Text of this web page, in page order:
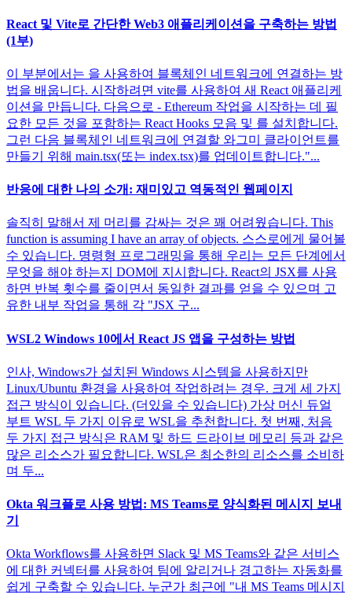
React 및 Vite로 간단한 Web3 애플리케이션을 구축하는 방법
(1부)
이 부분에서는 을 사용하여 블록체인 네트워크에 연결하는 방
법을 배웁니다. 시작하려면 vite를 사용하여 새 React 애플리케
이션을 만듭니다. 다음으로 - Ethereum 작업을 시작하는 데 필
요한 모든 것을 포함하는 React Hooks 모음 및 를 설치합니다.
그런 다음 블록체인 네트워크에 연결할 와그미 클라이언트를
만들기 위해 main.tsx(또는 index.tsx)를 업데이트합니다."...
반응에 대한 나의 소개: 재미있고 역동적인 웹페이지
솔직히 말해서 제 머리를 감싸는 것은 꽤 어려웠습니다. This
function is assuming I have an array of objects. 스스로에게 물어볼
수 있습니다. 명령형 프로그래밍을 통해 우리는 모든 단계에서
무엇을 해야 하는지 DOM에 지시합니다. React의 JSX를 사용
하면 반복 횟수를 줄이면서 동일한 결과를 얻을 수 있으며 고
유한 내부 작업을 통해 각 "JSX 구...
WSL2 Windows 10에서 React JS 앱을 구성하는 방법
인사, Windows가 설치된 Windows 시스템을 사용하지만
Linux/Ubuntu 환경을 사용하여 작업하려는 경우. 크게 세 가지
접근 방식이 있습니다. (더있을 수 있습니다) 가상 머신 듀얼
부트 WSL 두 가지 이유로 WSL을 추천합니다. 첫 번째, 처음
두 가지 접근 방식은 RAM 및 하드 드라이브 메모리 등과 같은
많은 리소스가 필요합니다. WSL은 최소한의 리소스를 소비하
며 두...
Okta 워크플로 사용 방법: MS Teams로 양식화된 메시지 보내
기
Okta Workflows를 사용하면 Slack 및 MS Teams와 같은 서비스
에 대한 커넥터를 사용하여 팀에 알리거나 경고하는 자동화를
쉽게 구축할 수 있습니다. 누군가 최근에 "내 MS Teams 메시지